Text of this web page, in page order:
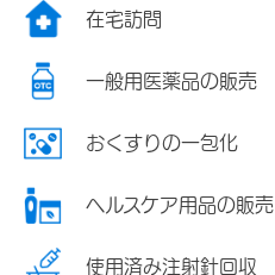
在宅訪問
一般用医薬品の販売
おくすりの一包化
ヘルスケア用品の販売
使用済み注射針回収